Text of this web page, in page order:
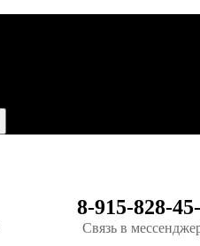
8-915-828-
Связь в